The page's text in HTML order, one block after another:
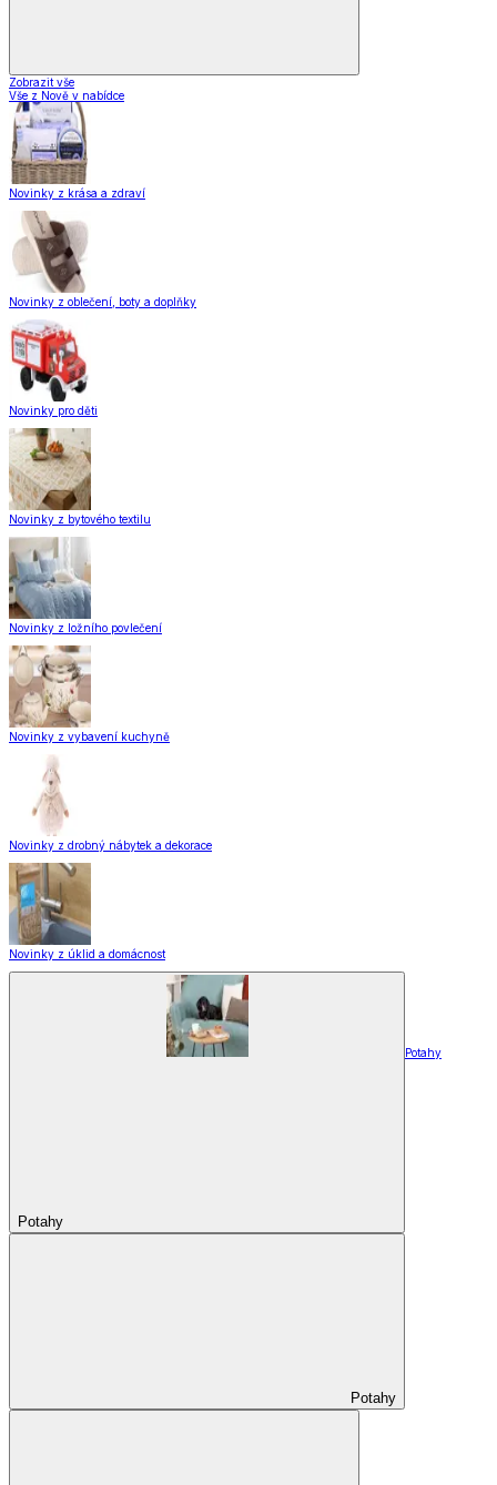
Zobrazit vše
Vše z Nově v nabídce
Novinky z krása a zdraví
Novinky z oblečení, boty a doplňky
Novinky pro děti
Novinky z bytového textilu
Novinky z ložního povlečení
Novinky z vybavení kuchyně
Novinky z drobný nábytek a dekorace
Novinky z úklid a domácnost
Potahy
Potahy
Potahy